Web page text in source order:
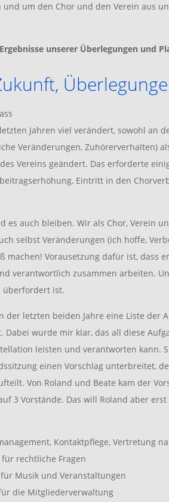
um den Chor und den Verein aus
Ergebnisse unserer Überlegungen und
Jahren viel verändert, sowohl an
Veränderungen, Zuhörerverhalten)
Vereins geändert. Das erforderte
Eintritt in den
es auch bleiben. Wir als Chor, Verein
selbst Veränderungen (ich hoffe,
machen! Vorausetzung dafür ist, dass
verantwortlich zusammen arbeiten.
überfordert ist.
der letzten beiden Jahre eine Liste der
Dabei wurde mir klar, das all diese
leisten und verantworten kann.
einen Vorschlag unterbreitet,
Von Roland und Beate kam der
3 Vorstände. Das will Roland aber
Kontaktpflege, Vertretung
rechtliche Fragen
Musik und Veranstaltungen
die Mitgliederverwaltung